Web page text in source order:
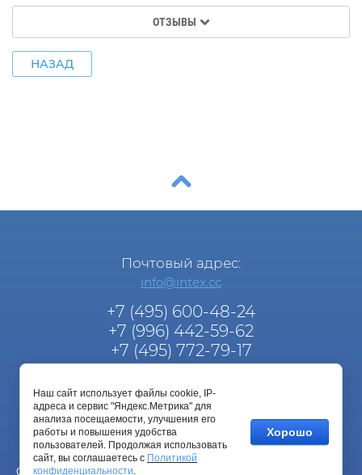
ОТЗЫВЫ
НАЗАД
Почтовый адрес:
info@intex.cc
+7 (495) 600-48-24
+7 (996) 442-59-62
+7 (495) 772-79-17
Услуги:
info@intex.cc
Copyright © 2018 ТМ "inteX"
Наш сайт использует файлы cookie, IP-
адреса и сервис "Яндекс.Метрика" для
анализа посещаемости, улучшения его
работы и повышения удобства
пользователей. Продолжая использовать
сайт, вы соглашаетесь с Политикой
конфиденциальности.
Хорошо